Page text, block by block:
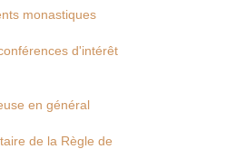
monastiques
d'intérêt
en général
de la Règle de